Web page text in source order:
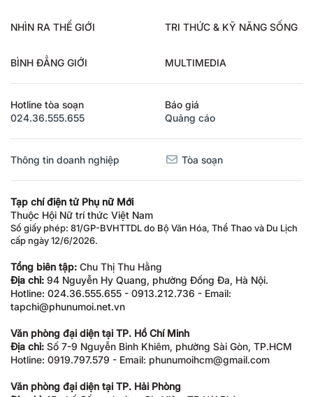
NHÌN RA THẾ GIỚI TRI THỨC & KỸ NĂNG SỐNG
BÌNH ĐẲNG GIỚI MULTIMEDIA
Hotline tòa soạn
024.36.555.655
Báo giá
Quảng cáo
Thông tin doanh nghiệp Tòa soạn
Tạp chí điện tử Phụ nữ Mới
Thuộc Hội Nữ trí thức Việt Nam
Số giấy phép: 81/GP-BVHTTDL do Bộ Văn Hóa, Thể Thao và Du Lịch
cấp ngày 12/6/2026.
Tổng biên tập: Chu Thị Thu Hằng
Địa chỉ: 94 Nguyễn Hy Quang, phường Đống Đa, Hà Nội.
Hotline: 024.36.555.655 - 0913.212.736 - Email:
tapchi@phunumoi.net.vn
Văn phòng đại diện tại TP. Hồ Chí Minh
Địa chỉ: Số 7-9 Nguyễn Bỉnh Khiêm, phường Sài Gòn, TP.HCM
Hotline: 0919.797.579 - Email: phunumoihcm@gmail.com
Văn phòng đại diện tại TP. Hải Phòng